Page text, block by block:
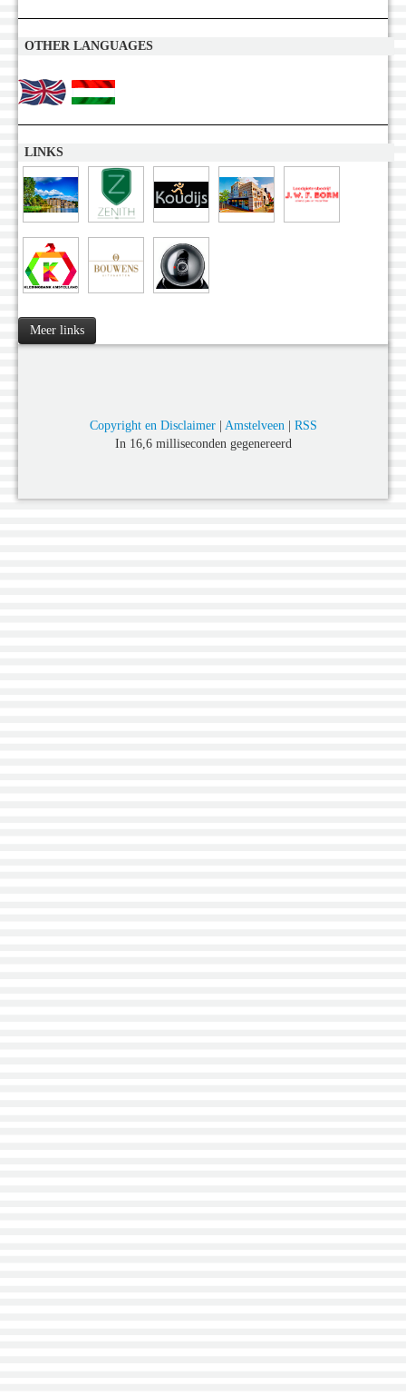
OTHER LANGUAGES
LINKS
Meer links
Copyright en Disclaimer| Amstelveen| RSS
In 16,6 milliseconden gegenereerd